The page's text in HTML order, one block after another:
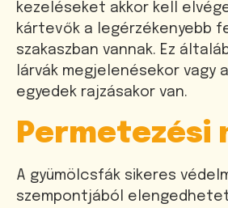
kezeléseket akkor kell
kártevők a legérzékenyebb
szakaszban vannak. Ez
lárvák megjelenésekor vagy
egyedek rajzásakor van.
Permetezési
A gyümölcsfák sikeres
szempontjából